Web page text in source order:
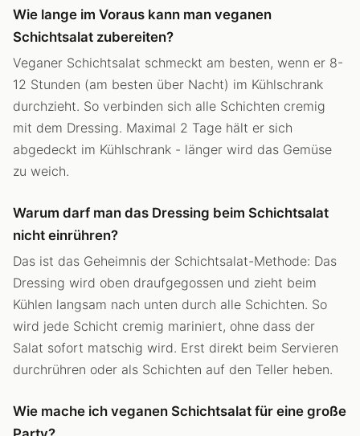
Wie lange im Voraus kann man veganen
Schichtsalat zubereiten?
Veganer Schichtsalat schmeckt am besten, wenn er 8-
12 Stunden (am besten über Nacht) im Kühlschrank
durchzieht. So verbinden sich alle Schichten cremig
mit dem Dressing. Maximal 2 Tage hält er sich
abgedeckt im Kühlschrank - länger wird das Gemüse
zu weich.
Warum darf man das Dressing beim Schichtsalat
nicht einrühren?
Das ist das Geheimnis der Schichtsalat-Methode: Das
Dressing wird oben draufgegossen und zieht beim
Kühlen langsam nach unten durch alle Schichten. So
wird jede Schicht cremig mariniert, ohne dass der
Salat sofort matschig wird. Erst direkt beim Servieren
durchrühren oder als Schichten auf den Teller heben.
Wie mache ich veganen Schichtsalat für eine große